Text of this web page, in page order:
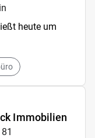
heute um
Immobilien